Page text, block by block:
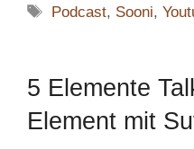
Schlagwörter
Podcast, Sooni,
5 Elemente
Element mit